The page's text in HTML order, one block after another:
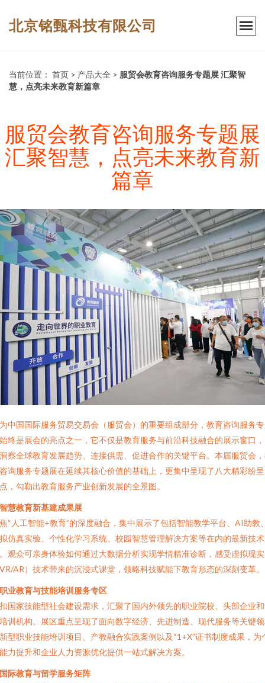
北京铭甄科技有限公司
当前位置： 首页 > 产品大全 > 服贸会教育咨询服务专题展 汇聚智
慧，点亮未来教育新篇章
服贸会教育咨询服务专题展
汇聚智慧，点亮未来教育新
篇章
中国国际服务贸易交易会（服贸会）的重要组成部分，教育咨询服务
终是展会的亮点之一，它不仅是教育服务与前沿科技融合的展示窗口
察全球教育发展趋势、连接供需、促进合作的关键平台。本届服贸会
询服务专题展在延续其核心价值的基础上，更集中呈现了八大精彩纷
，勾勒出教育服务产业创新发展的全景图。
智慧教育新基建成果展
“人工智能+教育”的深度融合，集中展示了包括智能教学平台、AI助教
仿真实验、个性化学习系统、校园智慧管理解决方案等在内的最新技
观众可亲身体验如何通过大数据分析实现学情精准诊断，感受虚拟现实
AR）技术带来的沉浸式课堂，领略科技赋能下教育形态的深刻变革。
职业教育与技能培训服务专区
国家技能型社会建设需求，汇聚了国内外领先的职业院校、头部企业
训机构。展区重点呈现了面向数字经济、先进制造、现代服务等关键
型职业技能培训项目、产教融合实践案例以及“1+X”证书制度成果，为
力提升和企业人力资源优化提供一站式解决方案。
国际教育与留学服务矩阵